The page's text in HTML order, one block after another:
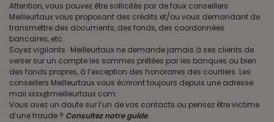
Attention, vous pouvez être sollicités par de faux conseillers
Meilleurtaux vous proposant des crédits et/ou vous demandant de
transmettre des documents, des fonds, des coordonnées
bancaires, etc.
Soyez vigilants · Meilleurtaux ne demande jamais à ses clients de
verser sur un compte les sommes prêtées par les banques ou bien
des fonds propres, à l’exception des honoraires des courtiers. Les
conseillers Meilleurtaux vous écriront toujours depuis une adresse
mail xxxx@meilleurtaux.com
Vous avez un doute sur l’un de vos contacts ou pensez être victime
d’une fraude ? Consultez notre guide.